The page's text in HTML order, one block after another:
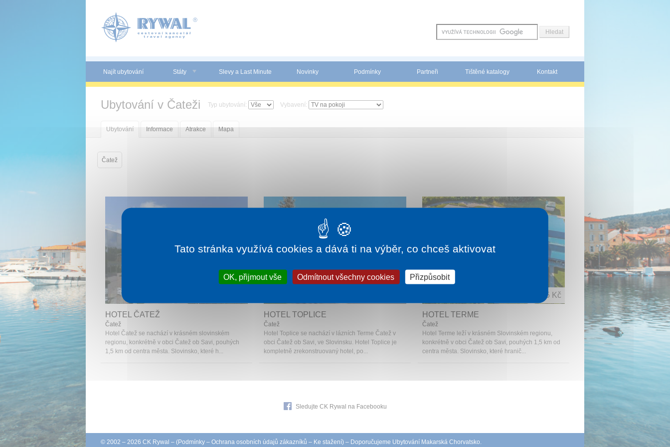
Najít ubytování Státy Slevy a Last Minute Novinky Podmínky Partneři Tištěné katalogy Kontakt
Ubytování v Čateži Typ ubytování: Vybavení:
Ubytování Informace Atrakce Mapa
Čatež
HOTEL ČATEŽ
Čatež
Hotel Čatež se nachází v krásném slovinském
regionu, konkrétně v obci Čatež ob Savi, pouhých
1,5 km od centra města. Slovinsko, které h...
HOTEL TOPLICE
Čatež
Hotel Toplice se nachází v lázních Terme Čatež v
obci Čatež ob Savi, ve Slovinsku. Hotel Toplice je
kompletně zrekonstruovaný hotel, po...
HOTEL TERME
Čatež
Hotel Terme leží v krásném Slovinském regionu,
konkrétně v obci Čatež ob Savi, pouhých 1,5 km od
centra města. Slovinsko, které hranič...
2 085 Kč
Sledujte CK Rywal na Facebooku
© 2002 – 2026 CK Rywal – (Podmínky – Ochrana osobních údajů zákazníků – Ke stažení) – Doporučujeme Ubytování Makarská Chorvatsko.
Tato stránka využívá cookies a dává ti na výběr, co chceš aktivovat
OK, přijmout vše Odmítnout všechny cookies Přizpůsobit